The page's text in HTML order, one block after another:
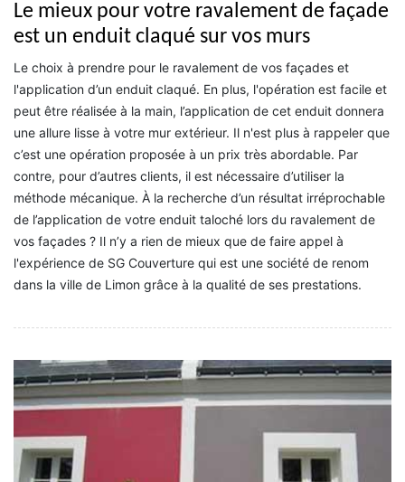
Le mieux pour votre ravalement de façade
est un enduit claqué sur vos murs
Le choix à prendre pour le ravalement de vos façades et
l'application d’un enduit claqué. En plus, l'opération est facile et
peut être réalisée à la main, l’application de cet enduit donnera
une allure lisse à votre mur extérieur. Il n'est plus à rappeler que
c’est une opération proposée à un prix très abordable. Par
contre, pour d’autres clients, il est nécessaire d’utiliser la
méthode mécanique. À la recherche d’un résultat irréprochable
de l’application de votre enduit taloché lors du ravalement de
vos façades ? Il n’y a rien de mieux que de faire appel à
l'expérience de SG Couverture qui est une société de renom
dans la ville de Limon grâce à la qualité de ses prestations.